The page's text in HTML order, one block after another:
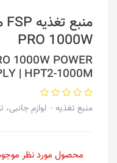
PRO 1000W
1000W POWER
| HPT2-1000M
منبع تغذیه لوازم
محصول مورد نظر